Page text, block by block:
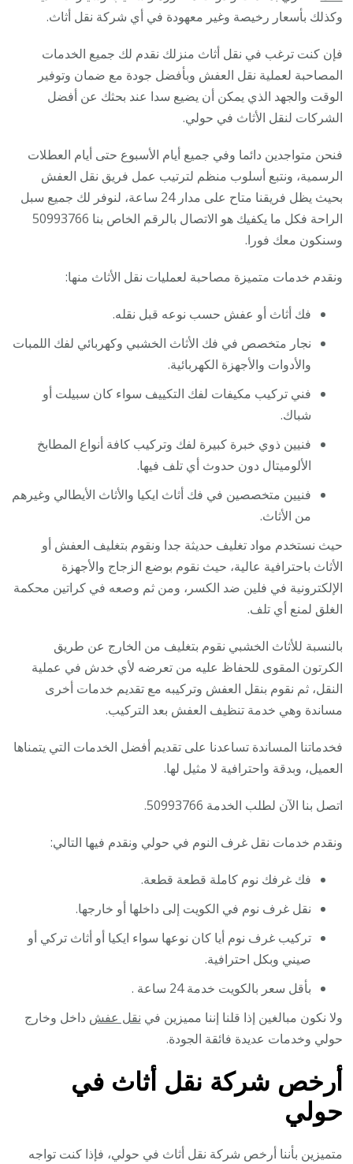
وكذلك بأسعار رخيصة وغير معهودة في أي شركة نقل أثاث.
فإن كنت ترغب في نقل أثاث منزلك نقدم لك جميع الخدمات
المصاحبة لعملية نقل العفش وبأفضل جودة مع ضمان وتوفير
الوقت والجهد الذي يمكن أن يضيع سدا عند بحثك عن أفضل
الشركات لنقل الأثاث في حولي.
فنحن متواجدين دائما وفي جميع أيام الأسبوع حتى أيام العطلات
الرسمية، ونتبع أسلوب منظم لترتيب عمل فريق نقل العفش
بحيث يظل فريقنا متاح على مدار 24 ساعة، لنوفر لك جميع سبل
الراحة فكل ما يكفيك هو الاتصال بالرقم الخاص بنا 50993766
وسنكون معك فورا.
ونقدم خدمات متميزة مصاحبة لعمليات نقل الأثاث منها:
فك أثاث أو عفش حسب نوعه قبل نقله.
نجار متخصص في فك الأثاث الخشبي وكهربائي لفك اللمبات
والأدوات والأجهزة الكهربائية.
فني تركيب مكيفات لفك التكييف سواء كان سبيلت أو
شباك.
فنيين ذوي خبرة كبيرة لفك وتركيب كافة أنواع المطابخ
الألوميتال دون حدوث أي تلف فيها.
فنيين متخصصين في فك أثاث ايكيا والأثاث الأيطالي وغيرهم
من الأثاث.
حيث نستخدم مواد تغليف حديثة جدا ونقوم بتغليف العفش أو
الأثاث باحترافية عالية، حيث نقوم بوضع الزجاج والأجهزة
الإلكترونية في فلين ضد الكسر، ومن ثم وصعه في كراتين محكمة
الغلق لمنع أي تلف.
بالنسبة للأثاث الخشبي نقوم بتغليف من الخارج عن طريق
الكرتون المقوى للحفاظ عليه من تعرضه لأي خدش في عملية
النقل، ثم نقوم بنقل العفش وتركيبه مع تقديم خدمات أخرى
مساندة وهي خدمة تنظيف العفش بعد التركيب.
فخدماتنا المساندة تساعدنا على تقديم أفضل الخدمات التي يتمناها
العميل، وبدقة واحترافية لا مثيل لها.
اتصل بنا الآن لطلب الخدمة 50993766.
ونقدم خدمات نقل غرف النوم في حولي ونقدم فيها التالي:
فك غرفك نوم كاملة قطعة قطعة.
نقل غرف نوم في الكويت إلى داخلها أو خارجها.
تركيب غرف نوم أيا كان نوعها سواء ايكيا أو أثاث تركي أو
صيني وبكل احترافية.
بأقل سعر بالكويت خدمة 24 ساعة .
ولا نكون مبالغين إذا قلنا إننا مميزين في نقل عفش داخل وخارج
حولي وخدمات عديدة فائقة الجودة.
أرخص شركة نقل أثاث في
حولي
متميزين بأننا أرخص شركة نقل أثاث في حولي، فإذا كنت تواجه